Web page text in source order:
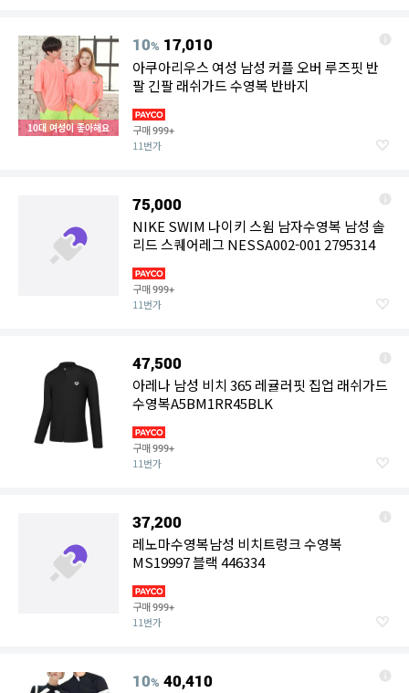
10대 여성이 좋아해요
10% 17,010
아쿠아리우스 여성 남성 커플 오버 루즈핏 반
팔 긴팔 래쉬가드 수영복 반바지
구매999+
11번가
75,000
NIKE SWIM 나이키 스윔 남자수영복 남성 솔
리드 스퀘어레그 NESSA002-001 2795314
구매999+
11번가
47,500
아레나 남성 비치 365 레귤러핏 집업 래쉬가드
수영복A5BM1RR45BLK
구매999+
11번가
37,200
레노마수영복남성 비치트렁크 수영복
MS19997 블랙 446334
구매999+
11번가
10% 40,410